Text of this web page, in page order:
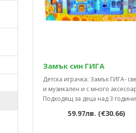
Замък син ГИГА
Детска играчка: Замък ГИГА-
и музикален и с много
Подходящ за деца над 3
59.97лв. (€30.66)